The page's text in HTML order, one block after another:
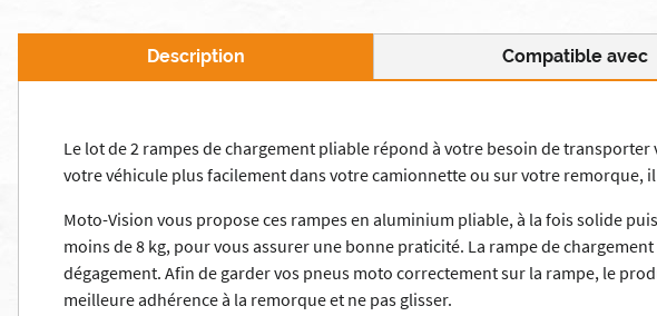
Description Compatible avec
Le lot de 2 rampes de chargement pliable répond à votre besoin de
votre véhicule plus facilement dans votre camionnette ou sur votre
Moto-Vision vous propose ces rampes en aluminium pliable, à la fois solide
moins de 8 kg, pour vous assurer une bonne praticité. La rampe de
dégagement. Afin de garder vos pneus moto correctement sur la rampe, le
meilleure adhérence à la remorque et ne pas glisser.